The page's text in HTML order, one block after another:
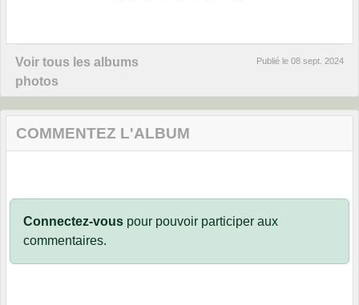
Voir tous les albums
photos
Publié le 08 sept. 2024
COMMENTEZ L'ALBUM
Connectez-vous pour pouvoir participer aux
commentaires.